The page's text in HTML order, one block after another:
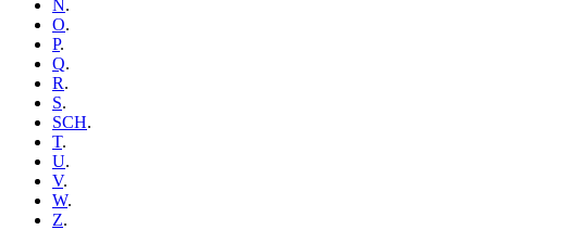
N.
O.
P.
Q.
R.
S.
SCH.
T.
U.
V.
W.
Z.